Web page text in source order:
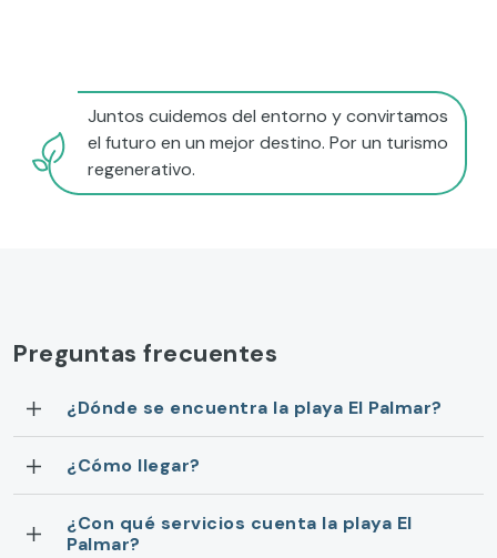
Juntos cuidemos del entorno y convirtamos
el futuro en un mejor destino. Por un turismo
regenerativo.
Preguntas frecuentes
¿Dónde se encuentra la playa El Palmar?
¿Cómo llegar?
¿Con qué servicios cuenta la playa El
Palmar?